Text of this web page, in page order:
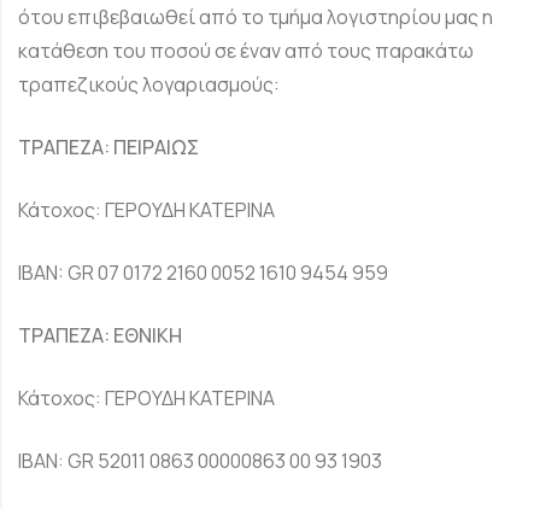
ότου επιβεβαιωθεί από το τμήμα λογιστηρίου μας η
κατάθεση του ποσού σε έναν από τους παρακάτω
τραπεζικούς λογαριασμούς:
ΤΡΑΠΕΖΑ: ΠΕΙΡΑΙΩΣ
Κάτοχος: ΓΕΡΟΥΔΗ ΚΑΤΕΡΙΝΑ
IBAN: GR 07 0172 2160 0052 1610 9454 959
ΤΡΑΠΕΖΑ: ΕΘΝΙΚΗ
Κάτοχος: ΓΕΡΟΥΔΗ ΚΑΤΕΡΙΝΑ
ΙΒΑΝ: GR 52011 0863 00000863 00 93 1903